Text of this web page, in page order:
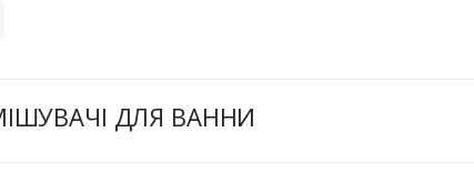
ДЛЯ ВАННИ